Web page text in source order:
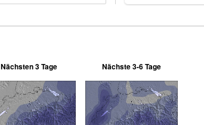
Nächsten 3 Tage Nächste 3-6 Tage